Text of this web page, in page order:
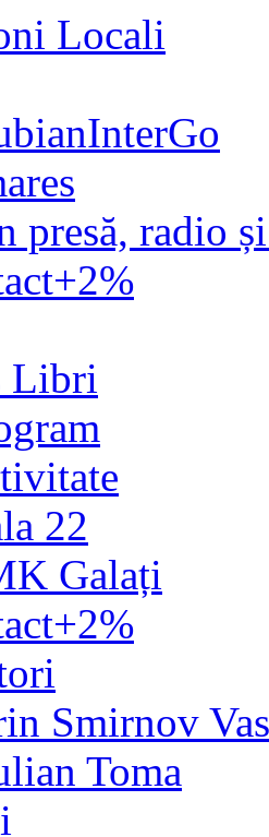
Locali
presă, radio
Libri
22
Galați
Smirnov
Toma